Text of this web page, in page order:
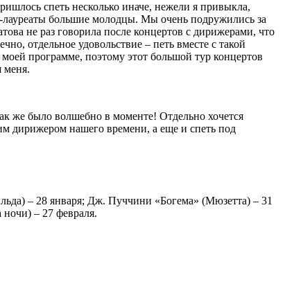
спеть несколько иначе, нежели я привыкла,
лауреаты большие молодцы. Мы очень подружились за
не раз говорила после концертов с дирижерами, что
отдельное удовольствие – петь вместе с такой
программе, поэтому этот большой тур концертов
меня.
же было волшебно в моменте! Отдельно хочется
дирижером нашего времени, а еще и спеть под
‒ 28 января; Дж. Пуччини «Богема» (Мюзетта) ‒ 31
‒ 27 февраля.